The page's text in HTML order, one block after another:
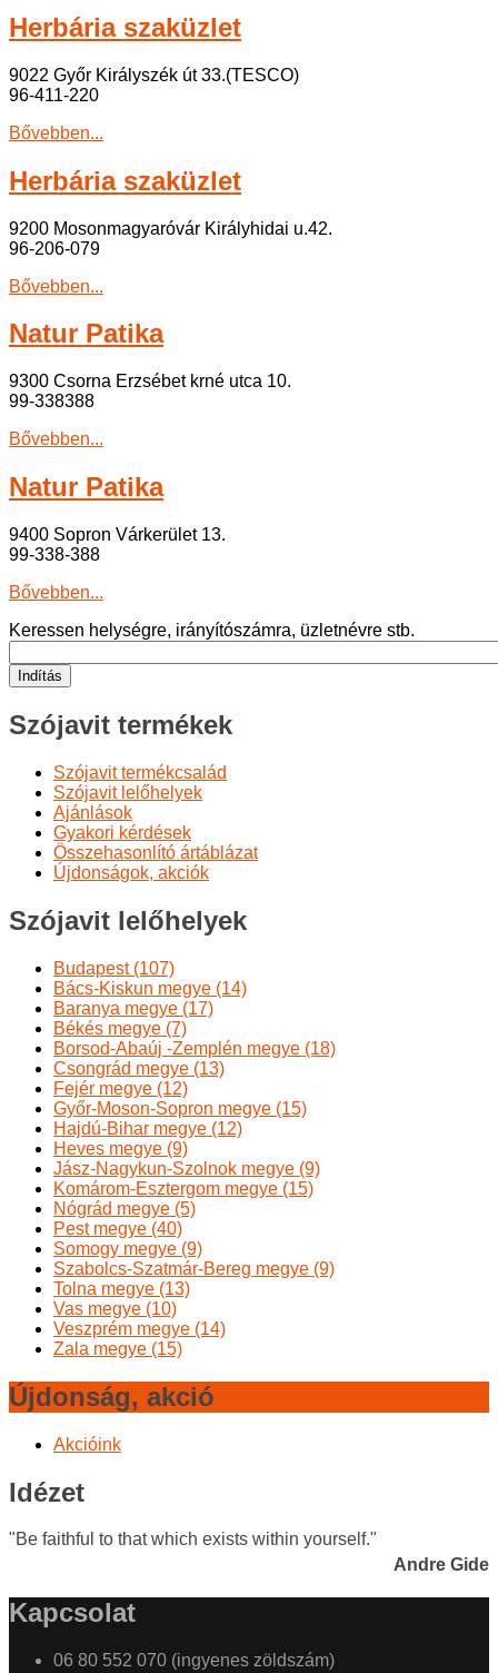
Herbária szaküzlet
9022 Győr Királyszék út 33.(TESCO)
96-411-220
Bővebben...
Herbária szaküzlet
9200 Mosonmagyaróvár Királyhidai u.42.
96-206-079
Bővebben...
Natur Patika
9300 Csorna Erzsébet krné utca 10.
99-338388
Bővebben...
Natur Patika
9400 Sopron Várkerület 13.
99-338-388
Bővebben...
Keressen helységre, irányítószámra, üzletnévre stb.
Indítás
Szójavit termékek
Szójavit termékcsalád
Szójavit lelőhelyek
Ajánlások
Gyakori kérdések
Összehasonlító ártáblázat
Újdonságok, akciók
Szójavit lelőhelyek
Budapest (107)
Bács-Kiskun megye (14)
Baranya megye (17)
Békés megye (7)
Borsod-Abaúj -Zemplén megye (18)
Csongrád megye (13)
Fejér megye (12)
Győr-Moson-Sopron megye (15)
Hajdú-Bihar megye (12)
Heves megye (9)
Jász-Nagykun-Szolnok megye (9)
Komárom-Esztergom megye (15)
Nógrád megye (5)
Pest megye (40)
Somogy megye (9)
Szabolcs-Szatmár-Bereg megye (9)
Tolna megye (13)
Vas megye (10)
Veszprém megye (14)
Zala megye (15)
Újdonság, akció
Akcióink
Idézet
"Be faithful to that which exists within yourself."
Andre Gide
Kapcsolat
06 80 552 070 (ingyenes zöldszám)